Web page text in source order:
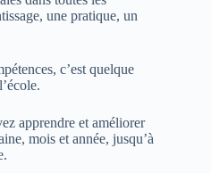
une pratique, un
c’est quelque
apprendre et améliorer
mois et année, jusqu’à